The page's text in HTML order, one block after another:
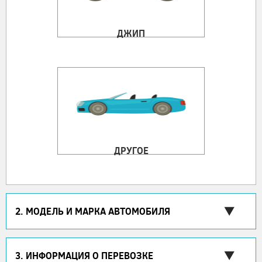
ДЖИП
ДРУГОЕ
2. МОДЕЛЬ И МАРКА АВТОМОБИЛЯ
3. ИНФОРМАЦИЯ О ПЕРЕВОЗКЕ